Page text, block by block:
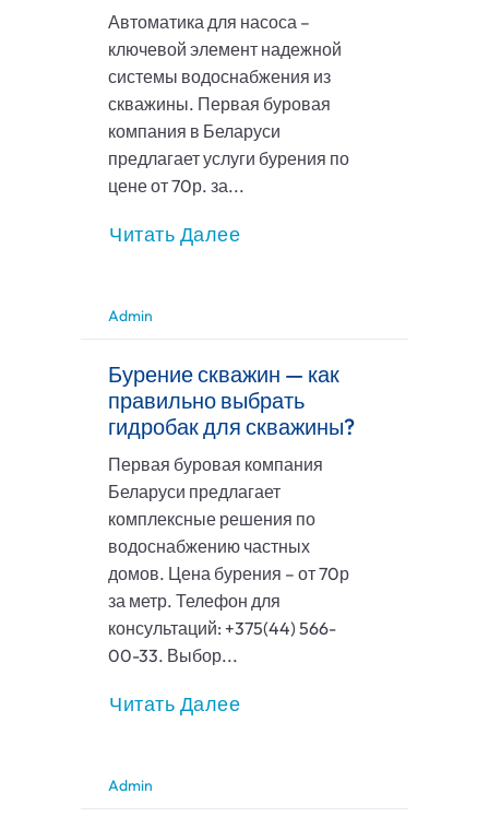
Автоматика для насоса –
ключевой элемент надежной
системы водоснабжения из
скважины. Первая буровая
компания в Беларуси
предлагает услуги бурения по
цене от 70р. за...
Читать Далее
Admin
Бурение скважин — как
правильно выбрать
гидробак для скважины?
Первая буровая компания
Беларуси предлагает
комплексные решения по
водоснабжению частных
домов. Цена бурения – от 70р
за метр. Телефон для
консультаций: +375(44) 566-
00-33. Выбор...
Читать Далее
Admin